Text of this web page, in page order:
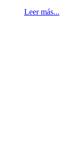
Leer más...